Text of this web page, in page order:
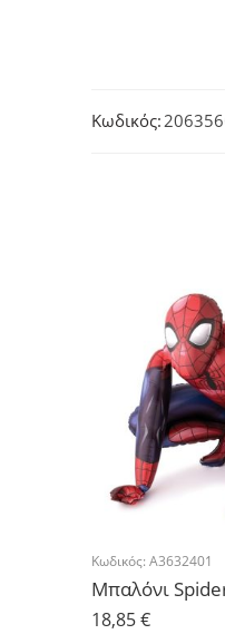
Κωδικός:
Κωδικός: A3632401
18,85€